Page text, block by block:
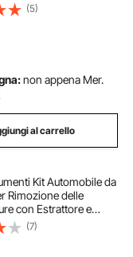
Estrattore per
Danni al Parafango con
per Testine di
(5)
non appena Mer.
al carrello
Kit Automobile da
Rimozione delle
con Estrattore e
a Caldo, Kit
Carrozzeria
Set Completo per Auto
(7)